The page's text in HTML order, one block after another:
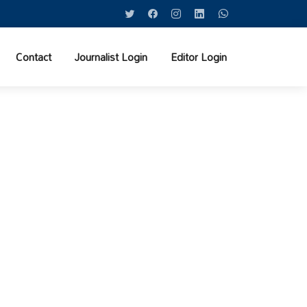
Contact Journalist Login Editor Login